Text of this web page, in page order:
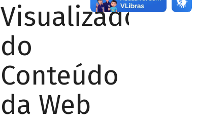
Visualizador
do
Conteúdo
da Web